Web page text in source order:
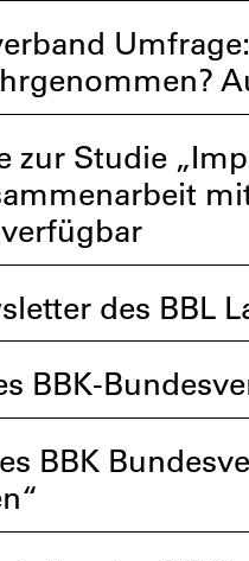
zur Studie
des BBL
BBK-
BBK